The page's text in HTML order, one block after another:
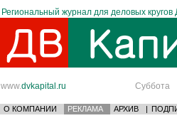
Региональный журнал для деловых кругов
www.dvkapital.ru Суббота
О КОМПАНИИ РЕКЛАМА АРХИВ |